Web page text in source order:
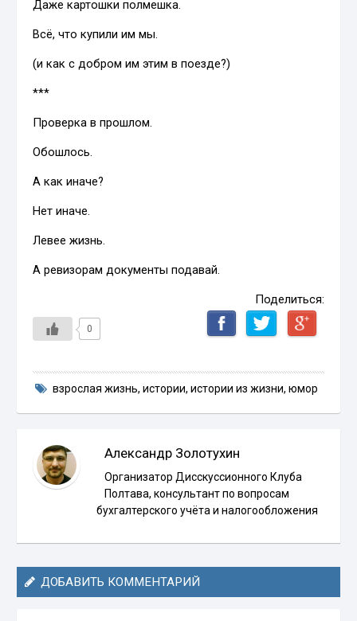
Даже картошки полмешка.
Всё, что купили им мы.
(и как с добром им этим в поезде?)
***
Проверка в прошлом.
Обошлось.
А как иначе?
Нет иначе.
Левее жизнь.
А ревизорам документы подавай.
Поделиться:
0
взрослая жизнь, истории, истории из жизни, юмор
Александр Золотухин
Организатор Дисскуссионного Клуба
Полтава, консультант по вопросам
бухгалтерского учёта и налогообложения
ДОБАВИТЬ КОММЕНТАРИЙ